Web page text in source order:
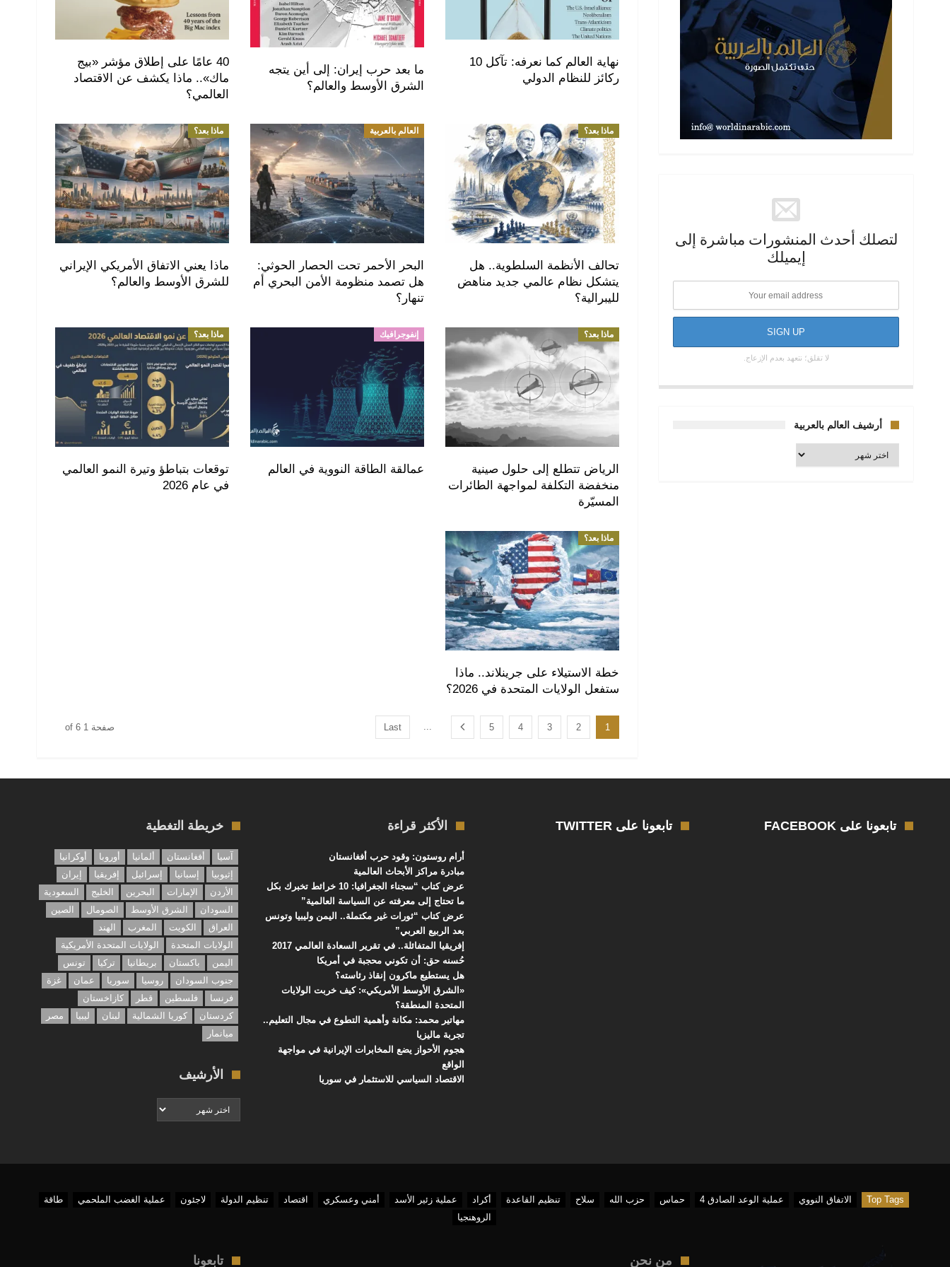
نهاية العالم كما نعرفه: تآكل 10
ركائز للنظام الدولي
ما بعد حرب إيران: إلى أين يتجه
الشرق الأوسط والعالم؟
40 عامًا على إطلاق مؤشر «بيج
ماك».. ماذا يكشف عن الاقتصاد
العالمي؟
ماذا بعد؟
تحالف الأنظمة السلطوية.. هل
يتشكل نظام عالمي جديد مناهض
لليبرالية؟
العالم بالعربية
البحر الأحمر تحت الحصار الحوثي:
هل تصمد منظومة الأمن البحري أم
تنهار؟
ماذا بعد؟
ماذا يعني الاتفاق الأمريكي الإيراني
للشرق الأوسط والعالم؟
ماذا بعد؟
الرياض تتطلع إلى حلول صينية
منخفضة التكلفة لمواجهة الطائرات
المسيّرة
إنفوجرافيك
عمالقة الطاقة النووية في العالم
ماذا بعد؟
توقعات بتباطؤ وتيرة النمو العالمي
في عام 2026
ماذا بعد؟
خطة الاستيلاء على جرينلاند.. ماذا
ستفعل الولايات المتحدة في 2026؟
صفحة 1 of 6 1
2
3
4
5
...
Last
لتصلك أحدث المنشورات مباشرة إلى
إيميلك
لا تقلق؛ نتعهد بعدم الإزعاج.
أرشيف العالم بالعربية
أرشيف
العالم
تابعونا على FACEBOOK تابعونا على TWITTER الأكثر قراءة
أرام روستون: وقود حرب أفغانستان
مبادرة مراكز الأبحاث العالمية
عرض كتاب “سجناء الجغرافيا: 10 خرائط تخبرك بكل
ما تحتاج إلى معرفته عن السياسة العالمية”
عرض كتاب “ثورات غير مكتملة.. اليمن وليبيا وتونس
بعد الربيع العربي”
إفريقيا المتفائلة.. في تقرير السعادة العالمي 2017
حُسنه حق: أن تكوني محجبة في أمريكا
هل يستطيع ماكرون إنقاذ رئاسته؟
«الشرق الأوسط الأمريكي»: كيف خربت الولايات
المتحدة المنطقة؟
مهاتير محمد: مكانة وأهمية التطوع في مجال التعليم..
تجربة ماليزيا
هجوم الأحواز يضع المخابرات الإيرانية في مواجهة
الواقع
الاقتصاد السياسي للاستثمار في سوريا
خريطة التغطية
آسيا أفغانستان ألمانيا أوروبا
أوكرانيا
إثيوبيا
إسبانيا إسرائيل إفريقيا
إيران
الأردن
الإمارات البحرين الخليج
السعودية
السودان
الشرق الأوسط الصومال
الصين
العراق
الكويت المغرب
الهند
الولايات المتحدة
الولايات المتحدة الأمريكية
اليمن
باكستان بريطانيا تركيا
تونس
جنوب السودان
روسيا سوريا عمان
غزة
فرنسا
فلسطين قطر
كازاخستان
كردستان
كوريا الشمالية لبنان ليبيا
مصر
ميانمار
الأرشيف
الأرشيف
Top Tags الاتفاق النووي عملية الوعد الصادق 4 حماس حزب الله سلاح تنظيم القاعدة أكراد عملية زئير الأسد أمني وعسكري اقتصاد تنظيم الدولة لاجئون عملية الغضب الملحمي
طاقة
الروهنجيا
من نحن تابعونا